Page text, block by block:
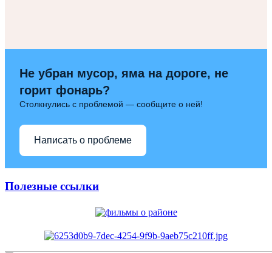
Не убран мусор, яма на дороге, не
горит фонарь?
Столкнулись с проблемой — сообщите о ней!
Написать о проблеме
Полезные ссылки